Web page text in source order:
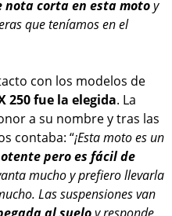
nota corta en esta motoy
que teníamos en el
con los modelos de
250 fue la elegida. La
a su nombre y tras las
contaba: “¡Esta moto es un
pero es fácil de
mucho y prefiero llevarla
Las suspensiones van